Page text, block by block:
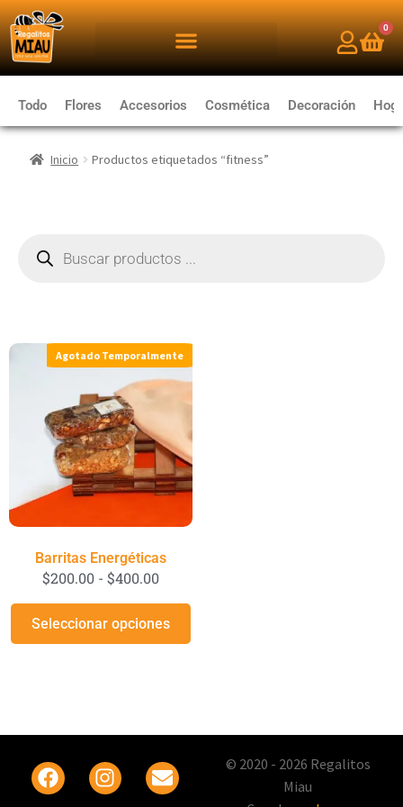
0
Todo Flores Accesorios Cosmética Decoración
Inicio Productos etiquetados “fitness”
Agotado Temporalmente
Barritas Energéticas
$200.00 - $400.00
Seleccionar opciones
© 2020 - 2026 Regalitos
Miau